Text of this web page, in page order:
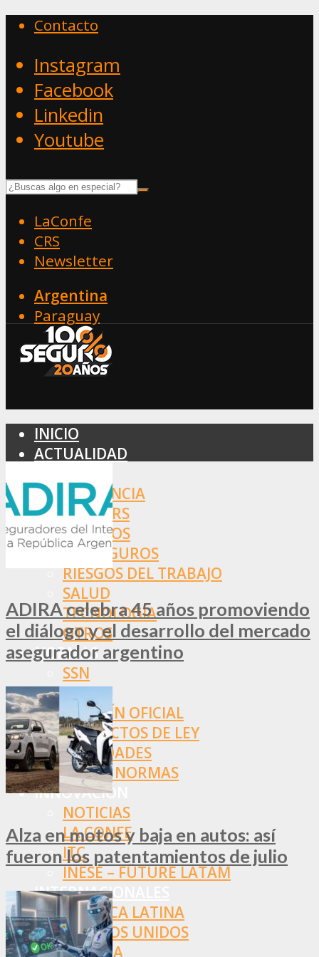
Contacto
Instagram
Facebook
Linkedin
Youtube
LaConfe
CRS
Newsletter
Argentina
Paraguay
INICIO
ACTUALIDAD
ASISTENCIA
BROKERS
SEGUROS
REASEGUROS
RIESGOS DEL TRABAJO
SALUD
TECNOLOGÍA
OTROS
NORMAS
SSN
SRT
BOLETÍN OFICIAL
PROYECTOS DE LEY
SOCIEDADES
OTRAS NORMAS
INNOVACIÓN
NOTICIAS
LA CONFE
ITC
INESE – FÜTURE LATAM
INTERNACIONALES
AMÉRICA LATINA
ESTADOS UNIDOS
EUROPA
ADIRA celebra 45 años promoviendo
el diálogo y el desarrollo del mercado
asegurador argentino
Alza en motos y baja en autos: así
fueron los patentamientos de julio